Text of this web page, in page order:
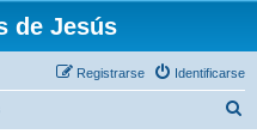
de Jesús
Identificarse
Registrarse